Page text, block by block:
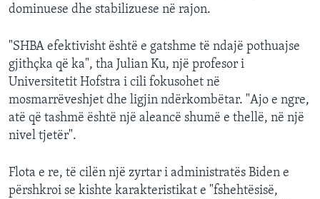
dominuese dhe stabilizuese në rajon.
"SHBA efektivisht është e gatshme të ndajë pothuajse
gjithçka që ka", tha Julian Ku, një profesor i
Universitetit Hofstra i cili fokusohet në
mosmarrëveshjet dhe ligjin ndërkombëtar. "Ajo e ngre,
atë që tashmë është një aleancë shumë e thellë, në një
nivel tjetër".
Flota e re, të cilën një zyrtar i administratës Biden e
përshkroi se kishte karakteristikat e "fshehtësisë,